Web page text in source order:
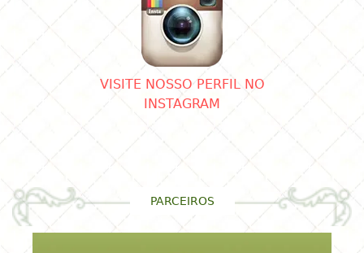
VISITE NOSSO PERFIL NO
INSTAGRAM
PARCEIROS